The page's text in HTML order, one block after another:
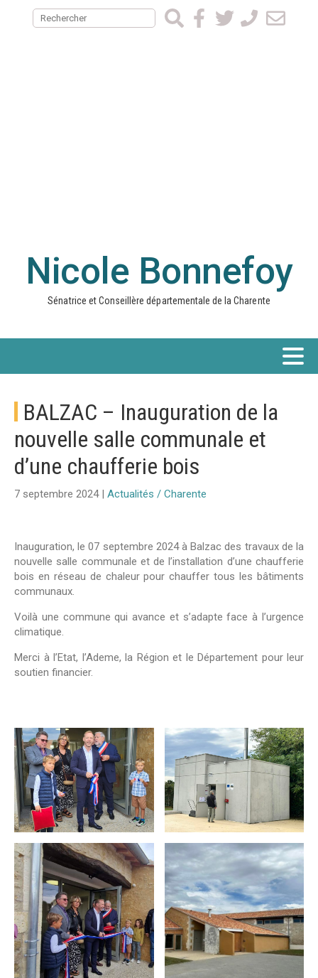
Nicole Bonnefoy
Sénatrice et Conseillère départementale de la Charente
BALZAC – Inauguration de la
nouvelle salle communale et
d’une chaufferie bois
7 septembre 2024 | Actualités / Charente
Inauguration, le 07 septembre 2024 à Balzac des travaux de la
nouvelle salle communale et de l’installation d’une chaufferie
bois en réseau de chaleur pour chauffer tous les bâtiments
communaux.
Voilà une commune qui avance et s’adapte face à l’urgence
climatique.
Merci à l’Etat, l’Ademe, la Région et le Département pour leur
soutien financier.